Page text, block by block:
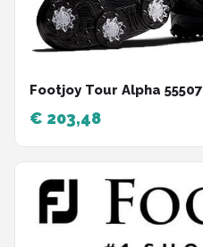
Footjoy Tour Alpha 55507
€ 203,48